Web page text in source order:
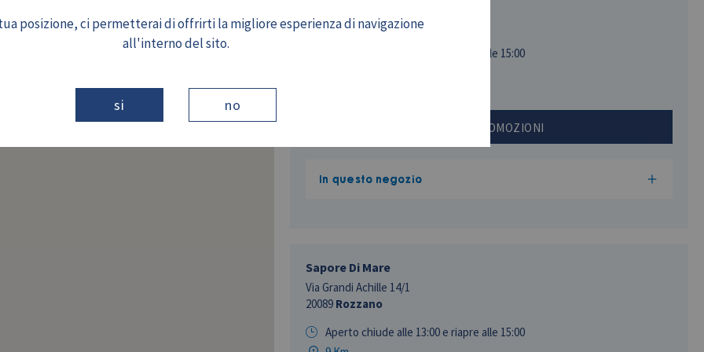
20090Buccinasco
chiude alle 13:00 e riapre alle 15:00
INFO E PROMOZIONI
In questo negozio
Sapore Di Mare
Via Grandi Achille 14/1
20089 Rozzano
Aperto chiude alle 13:00 e riapre alle 15:00
posizione, ci permetterai di offrirti la migliore esperienza di navigazione
all'interno del sito.
si no